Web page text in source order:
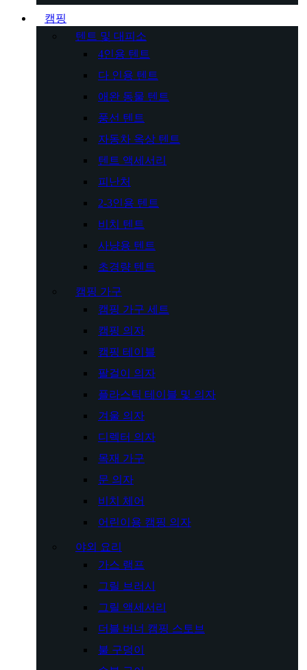
캠핑
텐트 및 대피소
4인용 텐트
다 인용 텐트
애완 동물 텐트
풍선 텐트
자동차 옥상 텐트
텐트 액세서리
피난처
2-3인용 텐트
비치 텐트
사냥용 텐트
초경량 텐트
캠핑 가구
캠핑 가구 세트
캠핑 의자
캠핑 테이블
팔걸이 의자
플라스틱 테이블 및 의자
겨울 의자
디렉터 의자
목재 가구
문 의자
비치 체어
어린이용 캠핑 의자
야외 요리
가스 램프
그릴 브러시
그릴 액세서리
더블 버너 캠핑 스토브
불 구덩이